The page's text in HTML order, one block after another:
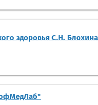
здоровья С.Н. Блохина